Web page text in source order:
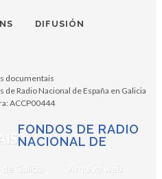
DIFUSIÓN
Galicia Arquivo web
FONDOS DE RADIO
NACIONAL DE
documentais
de Radio Nacional de España en Galicia
ACCP00444